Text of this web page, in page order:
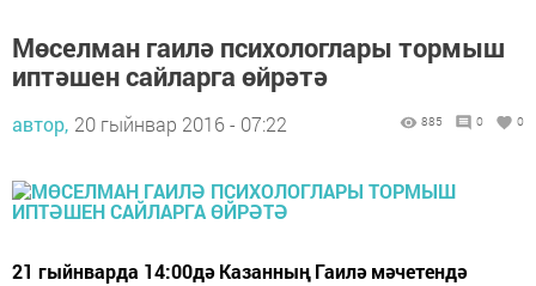
Мөселман гаилә психологлары тормыш
иптәшен сайларга өйрәтә
автор, 20 гыйнвар 2016 - 07:22 885 0 0
21 гыйнварда 14:00дә Казанның Гаилә мәчетендә